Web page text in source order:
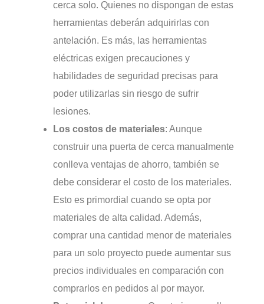
cerca solo. Quienes no dispongan de estas
herramientas deberán adquirirlas con
antelación. Es más, las herramientas
eléctricas exigen precauciones y
habilidades de seguridad precisas para
poder utilizarlas sin riesgo de sufrir
lesiones.
Los costos de materiales: Aunque
construir una puerta de cerca manualmente
conlleva ventajas de ahorro, también se
debe considerar el costo de los materiales.
Esto es primordial cuando se opta por
materiales de alta calidad. Además,
comprar una cantidad menor de materiales
para un solo proyecto puede aumentar sus
precios individuales en comparación con
comprarlos en pedidos al por mayor.